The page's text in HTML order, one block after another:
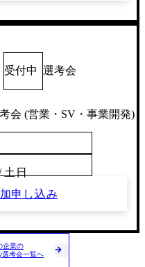
受付中 選考会
会 (営業・SV・事業開発)
土日
申し込み
企業の
選考会一覧へ